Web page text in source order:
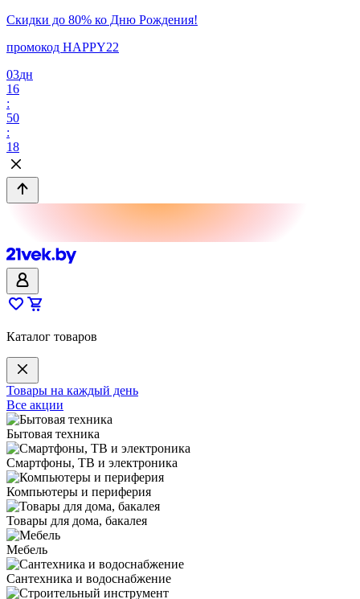
Скидки до 80% ко Дню Рождения!
промокод HAPPY22
03дн
16
:
50
:
18
Каталог товаров
Товары на каждый день
Все акции
Бытовая техника
Смартфоны, ТВ и электроника
Компьютеры и периферия
Товары для дома, бакалея
Мебель
Сантехника и водоснабжение